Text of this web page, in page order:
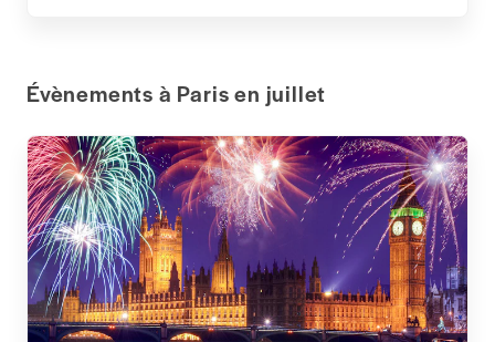
Évènements à Paris en juillet